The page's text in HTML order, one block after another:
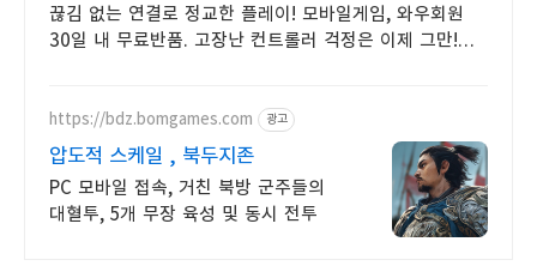
끊김 없는 연결로 정교한 플레이! 모바일게임, 와우회원
30일 내 무료반품. 고장난 컨트롤러 걱정은 이제 그만!
https://bdz.bomgames.com 광고
압도적 스케일 , 북두지존
PC 모바일 접속, 거친 북방 군주들의
대혈투, 5개 무장 육성 및 동시 전투